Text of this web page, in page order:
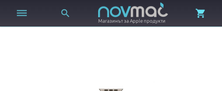
 
Магазинът за Apple продукти
